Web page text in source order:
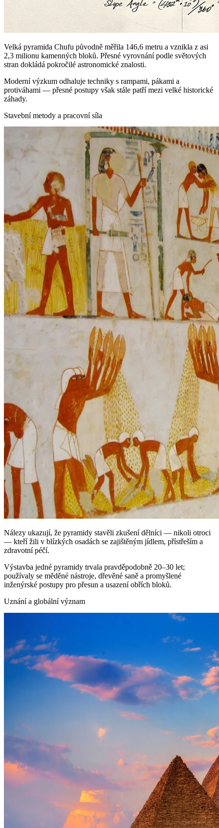
Velká pyramida Chufu původně měřila 146,6 metru a vznikla z asi
2,3 milionu kamenných bloků. Přesné vyrovnání podle světových
stran dokládá pokročilé astronomické znalosti.
Moderní výzkum odhaluje techniky s rampami, pákami a
protiváhami — přesné postupy však stále patří mezi velké historické
záhady.
Stavební metody a pracovní síla
Nálezy ukazují, že pyramidy stavěli zkušení dělníci — nikoli otroci
— kteří žili v blízkých osadách se zajištěným jídlem, přístřeším a
zdravotní péčí.
Výstavba jedné pyramidy trvala pravděpodobně 20–30 let;
používaly se měděné nástroje, dřevěné saně a promyšlené
inženýrské postupy pro přesun a usazení obřích bloků.
Uznání a globální význam